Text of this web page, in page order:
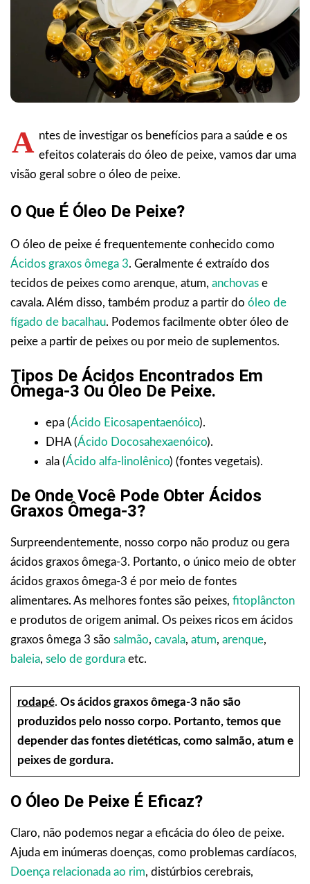
A ntes de investigar os benefícios para a saúde e os
efeitos colaterais do óleo de peixe, vamos dar uma
visão geral sobre o óleo de peixe.
O Que É Óleo De Peixe?
O óleo de peixe é frequentemente conhecido como
Ácidos graxos ômega 3. Geralmente é extraído dos
tecidos de peixes como arenque, atum, anchovas e
cavala. Além disso, também produz a partir do óleo de
fígado de bacalhau. Podemos facilmente obter óleo de
peixe a partir de peixes ou por meio de suplementos.
Tipos De Ácidos Encontrados Em
Ômega-3 Ou Óleo De Peixe.
epa (Ácido Eicosapentaenóico).
DHA (Ácido Docosahexaenóico).
ala (Ácido alfa-linolênico) (fontes vegetais).
De Onde Você Pode Obter Ácidos
Graxos Ômega-3?
Surpreendentemente, nosso corpo não produz ou gera
ácidos graxos ômega-3. Portanto, o único meio de obter
ácidos graxos ômega-3 é por meio de fontes
alimentares. As melhores fontes são peixes, fitoplâncton
e produtos de origem animal. Os peixes ricos em ácidos
graxos ômega 3 são salmão, cavala, atum, arenque,
baleia, selo de gordura etc.
rodapé. Os ácidos graxos ômega-3 não são
produzidos pelo nosso corpo. Portanto, temos que
depender das fontes dietéticas, como salmão, atum e
peixes de gordura.
O Óleo De Peixe É Eficaz?
Claro, não podemos negar a eficácia do óleo de peixe.
Ajuda em inúmeras doenças, como problemas cardíacos,
Doença relacionada ao rim, distúrbios cerebrais,